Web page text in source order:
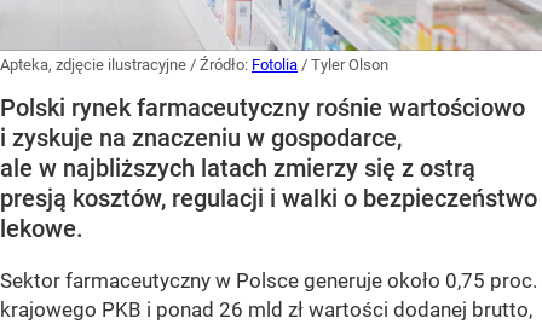
Apteka, zdjęcie ilustracyjne / Źródło: Fotolia / Tyler Olson
Polski rynek farmaceutyczny rośnie wartościowo
i zyskuje na znaczeniu w gospodarce,
ale w najbliższych latach zmierzy się z ostrą
presją kosztów, regulacji i walki o bezpieczeństwo
lekowe.
Sektor farmaceutyczny w Polsce generuje około 0,75 proc.
krajowego PKB i ponad 26 mld zł wartości dodanej brutto,